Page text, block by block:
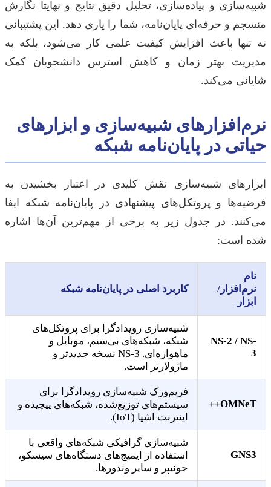
شبیه‌سازی و پیاده‌سازی، تحلیل دقیق نتایج و نهایتاً نگارش
منسجم و حرفه‌ای پایان‌نامه، شما را یاری دهد. این پشتیبانی
نه تنها باعث افزایش کیفیت علمی کار می‌شود، بلکه به
مدیریت بهتر زمان و کاهش استرس دانشجویان کمک
شایانی می‌کند.
نرم‌افزارهای شبیه‌سازی و ابزارهای
حیاتی در پایان‌نامه شبکه
ابزارهای شبیه‌سازی نقش کلیدی در اعتبار بخشیدن به
فرضیه‌ها و پروتکل‌های پیشنهادی در پایان‌نامه شبکه ایفا
می‌کنند. در جدول زیر به برخی از مهم‌ترین آن‌ها اشاره
شده است:
نام
نرم‌افزار/
ابزار
کاربرد اصلی در پایان‌نامه شبکه
NS-2 / NS-
3
شبیه‌سازی رویدادگرا برای پروتکل‌های
شبکه، شبکه‌های بی‌سیم، موبایل و
ماهواره‌ای. NS-3 نسخه جدیدتر و
ماژولارتر است.
OMNeT++
فریم‌ورک شبیه‌سازی رویدادگرا برای
سیستم‌های توزیع‌شده، شبکه‌های پیچیده و
اینترنت اشیا (IoT).
GNS3
شبیه‌سازی گرافیکی شبکه‌های واقعی با
استفاده از ایمیج‌های دستگاه‌های سیسکو،
جونیپر و سایر وندورها.